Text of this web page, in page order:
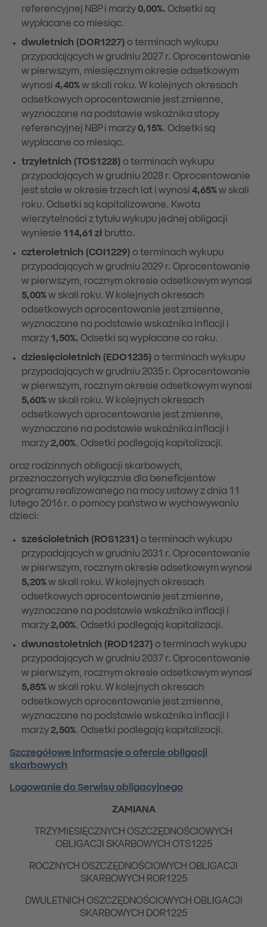
referencyjnej NBP i marży 0,00%. Odsetki są
wypłacane co miesiąc.
dwuletnich (DOR1227) o terminach wykupu
przypadających w grudniu 2027 r. Oprocentowanie
w pierwszym, miesięcznym okresie odsetkowym
wynosi 4,40% w skali roku. W kolejnych okresach
odsetkowych oprocentowanie jest zmienne,
wyznaczane na podstawie wskaźnika stopy
referencyjnej NBP i marży 0,15%. Odsetki są
wypłacane co miesiąc.
trzyletnich (TOS1228) o terminach wykupu
przypadających w grudniu 2028 r. Oprocentowanie
jest stałe w okresie trzech lat i wynosi 4,65% w skali
roku. Odsetki są kapitalizowane. Kwota
wierzytelności z tytułu wykupu jednej obligacji
wyniesie 114,61 zł brutto.
czteroletnich (COI1229) o terminach wykupu
przypadających w grudniu 2029 r. Oprocentowanie
w pierwszym, rocznym okresie odsetkowym wynosi
5,00% w skali roku. W kolejnych okresach
odsetkowych oprocentowanie jest zmienne,
wyznaczane na podstawie wskaźnika inflacji i
marży 1,50%. Odsetki są wypłacane co roku.
dziesięcioletnich (EDO1235) o terminach wykupu
przypadających w grudniu 2035 r. Oprocentowanie
w pierwszym, rocznym okresie odsetkowym wynosi
5,60% w skali roku. W kolejnych okresach
odsetkowych oprocentowanie jest zmienne,
wyznaczane na podstawie wskaźnika inflacji i
marży 2,00%. Odsetki podlegają kapitalizacji.
oraz rodzinnych obligacji skarbowych,
przeznaczonych wyłącznie dla beneficjentów
programu realizowanego na mocy ustawy z dnia 11
lutego 2016 r. o pomocy państwa w wychowywaniu
dzieci:
sześcioletnich (ROS1231) o terminach wykupu
przypadających w grudniu 2031 r. Oprocentowanie
w pierwszym, rocznym okresie odsetkowym wynosi
5,20% w skali roku. W kolejnych okresach
odsetkowych oprocentowanie jest zmienne,
wyznaczane na podstawie wskaźnika inflacji i
marży 2,00%. Odsetki podlegają kapitalizacji.
dwunastoletnich (ROD1237) o terminach wykupu
przypadających w grudniu 2037 r. Oprocentowanie
w pierwszym, rocznym okresie odsetkowym wynosi
5,85% w skali roku. W kolejnych okresach
odsetkowych oprocentowanie jest zmienne,
wyznaczane na podstawie wskaźnika inflacji i
marży 2,50%. Odsetki podlegają kapitalizacji.
Szczegółowe informacje o ofercie obligacji
skarbowych
Logowanie do Serwisu obligacyjnego
ZAMIANA
TRZYMIESIĘCZNYCH OSZCZĘDNOŚCIOWYCH
OBLIGACJI SKARBOWYCH OTS1225
ROCZNYCH OSZCZĘDNOŚCIOWYCH OBLIGACJI
SKARBOWYCH ROR1225
DWULETNICH OSZCZĘDNOŚCIOWYCH OBLIGACJI
SKARBOWYCH DOR1225